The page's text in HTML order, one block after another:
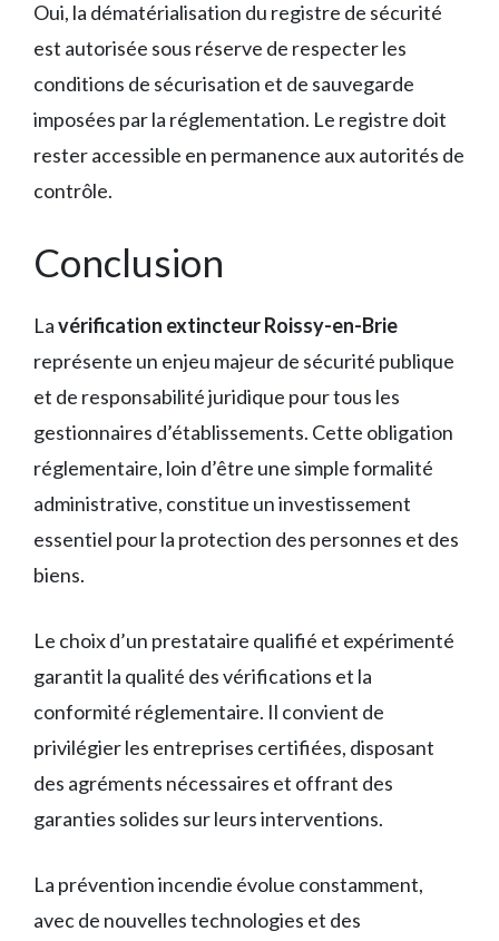
Oui, la dématérialisation du registre de sécurité
est autorisée sous réserve de respecter les
conditions de sécurisation et de sauvegarde
imposées par la réglementation. Le registre doit
rester accessible en permanence aux autorités de
contrôle.
Conclusion
Lavérification extincteur Roissy-en-Brie
représente un enjeu majeur de sécurité publique
et de responsabilité juridique pour tous les
gestionnaires d’établissements. Cette obligation
réglementaire, loin d’être une simple formalité
administrative, constitue un investissement
essentiel pour la protection des personnes et des
biens.
Le choix d’un prestataire qualifié et expérimenté
garantit la qualité des vérifications et la
conformité réglementaire. Il convient de
privilégier les entreprises certifiées, disposant
des agréments nécessaires et offrant des
garanties solides sur leurs interventions.
La prévention incendie évolue constamment,
avec de nouvelles technologies et des